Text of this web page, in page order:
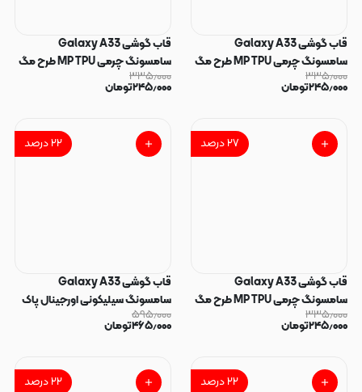
قاب گوشی Galaxy A33
سامسونگ چرمی MP TPU طرح مگ
سیف محافظ لنزدار سرمه ای کد
۳۳۵٫۰۰۰
۲۴۵٫۰۰۰تومان
قاب گوشی Galaxy A33
سامسونگ چرمی MP TPU طرح مگ
سیف محافظ لنزدار خاکستری کد
۳۳۵٫۰۰۰
۲۴۵٫۰۰۰تومان
۲۷درصد
قاب گوشی Galaxy A33
سامسونگ چرمی MP TPU طرح مگ
سیف محافظ لنزدار مشکی کد
۳۳۵٫۰۰۰
۲۴۵٫۰۰۰تومان
۲۲درصد
قاب گوشی Galaxy A33
سامسونگ سیلیکونی اورجینال پاک
سرخابی کد 165262
۵۹۵٫۰۰۰
۴۶۵٫۰۰۰تومان
۲۲درصد ۲۲درصد